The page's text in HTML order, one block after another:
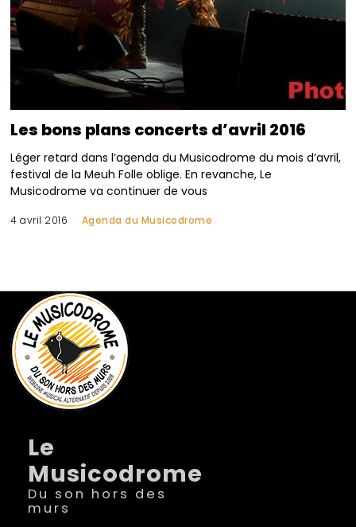
Les bons plans concerts d’avril 2016
Léger retard dans l’agenda du Musicodrome du mois d’avril,
festival de la Meuh Folle oblige. En revanche, Le
Musicodrome va continuer de vous
4 avril 2016 Agenda du Musicodrome
Le
Musicodrome
Du son hors des
murs